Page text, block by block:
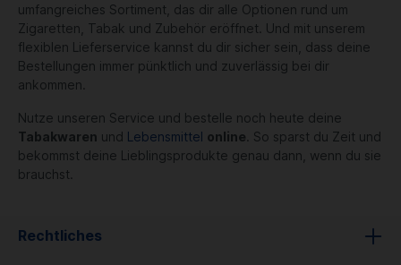
umfangreiches Sortiment, das dir alle Optionen rund um
Zigaretten, Tabak und Zubehör eröffnet. Und mit unserem
flexiblen Lieferservice kannst du dir sicher sein, dass deine
Bestellungen immer pünktlich und zuverlässig bei dir
ankommen.
Nutze unseren Service und bestelle noch heute deine
Tabakwaren und Lebensmittel online . So sparst du Zeit und
bekommst deine Lieblingsprodukte genau dann, wenn du sie
brauchst.
Rechtliches